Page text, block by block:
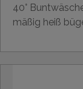
40°
mäßig heiß